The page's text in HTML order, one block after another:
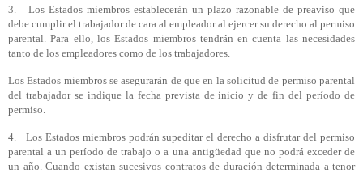
3. Los Estados miembros establecerán un plazo razonable de preaviso que
debe cumplir el trabajador de cara al empleador al ejercer su derecho al permiso
parental. Para ello, los Estados miembros tendrán en cuenta las necesidades
tanto de los empleadores como de los trabajadores.
Los Estados miembros se asegurarán de que en la solicitud de permiso parental
del trabajador se indique la fecha prevista de inicio y de fin del período de
permiso.
4. Los Estados miembros podrán supeditar el derecho a disfrutar del permiso
parental a un período de trabajo o a una antigüedad que no podrá exceder de
un año. Cuando existan sucesivos contratos de duración determinada a tenor